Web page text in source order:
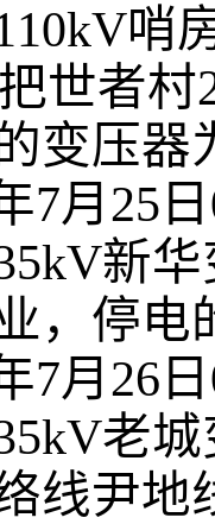
哨
世者
变压器
7月25
新
，停电
7月26
老
线尹地